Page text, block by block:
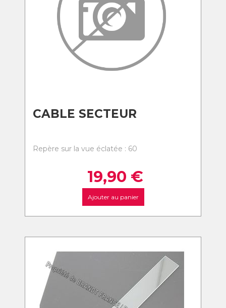
CABLE SECTEUR
Repère sur la vue éclatée : 60
19,90 €
Ajouter au panier